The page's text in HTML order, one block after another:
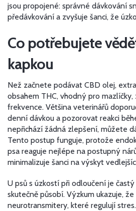
jsou propojené: správné dávkování
předávkování a zvyšuje šanci, že
Co potřebujete
kapkou
Než začnete podávat CBD olej,
obsahem THC, vhodný pro mazlíčky,
frekvence. Většina veterinářů
denní dávkou a pozorovat reakci
nepřichází žádná zlepšení, můžete
Tento postup funguje, protože
psa reaguje nejlépe na postupný
minimalizuje šanci na výskyt
U psů s úzkostí při odloučení je
skutečně působí. Výzkum ukazuje,
neurotransmitery, které regulují